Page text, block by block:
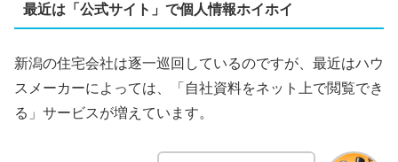
最近は「公式サイト」で個人情報ホイホイ
新潟の住宅会社は逐一巡回しているのですが、最近はハウ
スメーカーによっては、「自社資料をネット上で閲覧でき
る」サービスが増えています。